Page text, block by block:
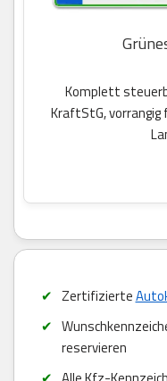
Komplett
KraftStG,
Zertifizierte
reservieren